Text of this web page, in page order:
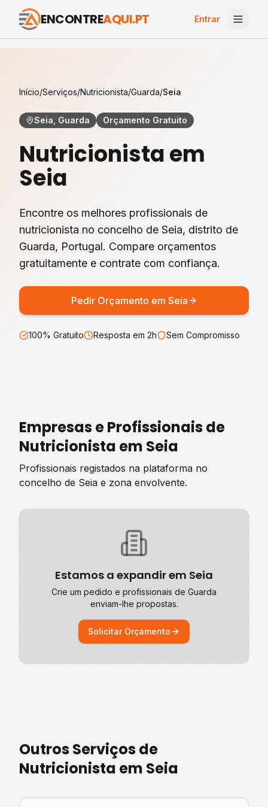
ENCONTREAQUI.PT Entrar
Início/Serviços/Nutricionista/Guarda/Seia
Seia, Guarda Orçamento Gratuito
Nutricionistaem
Seia
Encontre os melhores profissionais de
nutricionista no concelho de Seia, distrito de
Guarda, Portugal. Compare orçamentos
gratuitamente e contrate com confiança.
Pedir Orçamento em Seia
100% Gratuito Resposta em 2h Sem Compromisso
Empresas e Profissionais de
Nutricionista em Seia
Profissionais registados na plataforma no
concelho de Seia e zona envolvente.
Estamos a expandir em Seia
Crie um pedido e profissionais de Guarda
enviam-lhe propostas.
Solicitar Orçamento
Outros Serviços de
Nutricionista em Seia